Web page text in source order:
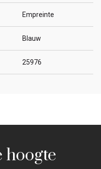
Empreinte
Blauw
25976
hoogte